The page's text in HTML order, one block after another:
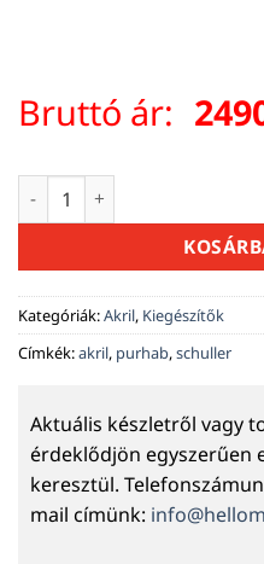
Bruttó ár:
SCHULLER
Kategóriák:Akril, Kiegészítők
Címkék:akril, purhab,schuller
Aktuális készletről vagy
érdeklődjön egyszerűen
keresztül.
mail címünk: